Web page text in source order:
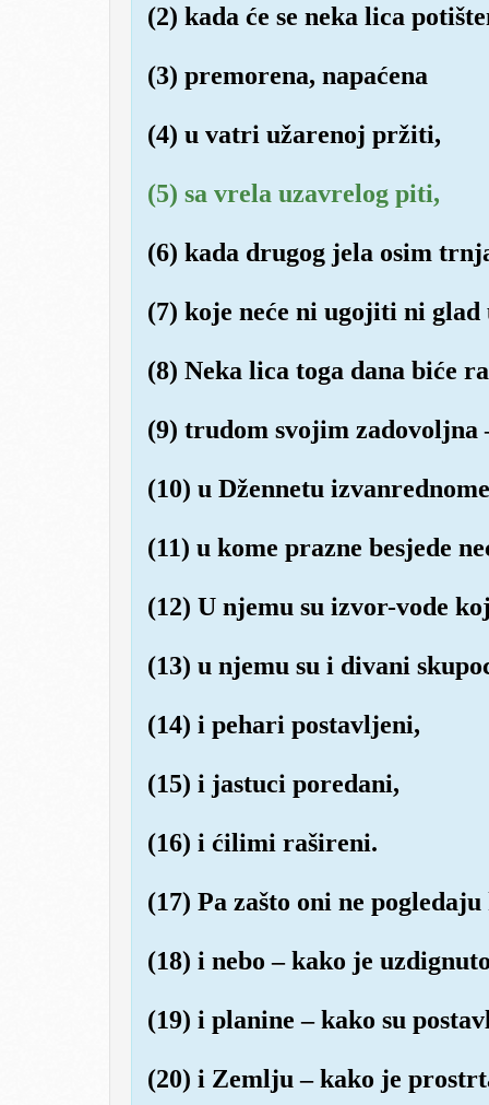
(2) kada će se neka lica
(3) premorena, napaćena
(4) u vatri užarenoj pržiti,
(5) sa vrela uzavrelog piti,
(6) kada drugog jela osim
(7) koje neće ni ugojiti ni
(8) Neka lica toga dana biće
(9) trudom svojim zadovoljna
(10) u Džennetu
(11) u kome prazne besjede
(12) U njemu su izvor-vode
(13) u njemu su i divani
(14) i pehari postavljeni,
(15) i jastuci poredani,
(16) i ćilimi rašireni.
(17) Pa zašto oni ne
(18) i nebo – kako je
(19) i planine – kako su
(20) i Zemlju – kako je